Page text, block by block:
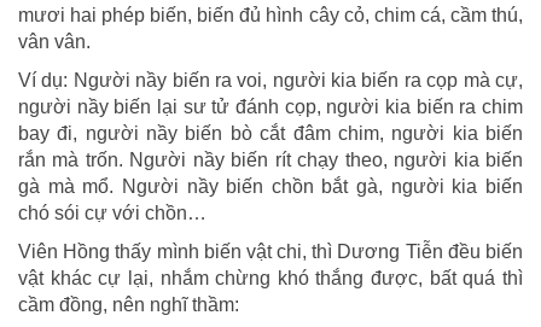
mươi hai phép biến, biến đủ hình cây cỏ, chim cá, cầm thú,
vân vân.
Ví dụ: Người nầy biến ra voi, người kia biến ra cọp mà cự,
người nầy biến lại sư tử đánh cọp, người kia biến ra chim
bay đi, người nầy biến bò cắt đâm chim, người kia biến
rắn mà trốn. Người nầy biến rít chạy theo, người kia biến
gà mà mổ. Người nầy biến chồn bắt gà, người kia biến
chó sói cự với chồn…
Viên Hồng thấy mình biến vật chi, thì Dương Tiễn đều biến
vật khác cự lại, nhắm chừng khó thắng được, bất quá thì
cầm đồng, nên nghĩ thầm: